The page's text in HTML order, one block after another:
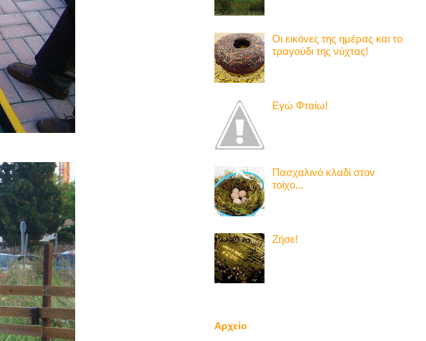
Οι εικόνες της ημέρας και το
τραγούδι της νύχτας!
Εγώ Φταίω!
Πασχαλινό κλαδί στον
τοίχο...
Ζήσε!
Αρχείο